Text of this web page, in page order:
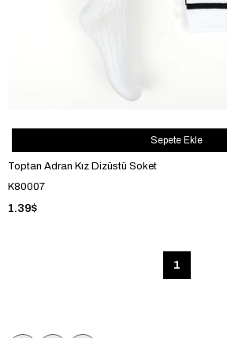
Toptan Adran Kız Dizüstü Soket
K80007
1.39$
Sepete Ekle
1